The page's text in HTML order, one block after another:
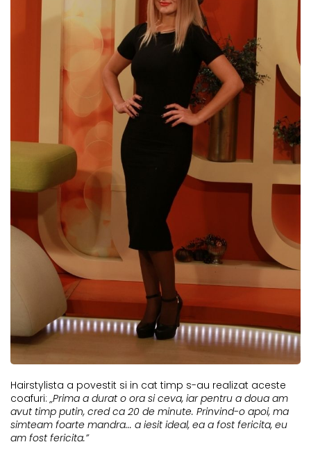
Hairstylista a povestit si in cat timp s-au realizat aceste
coafuri: „Prima a durat o ora si ceva, iar pentru a doua am
avut timp putin, cred ca 20 de minute. Prinvind-o apoi, ma
simteam foarte mandra... a iesit ideal, ea a fost fericita, eu
am fost fericita.”